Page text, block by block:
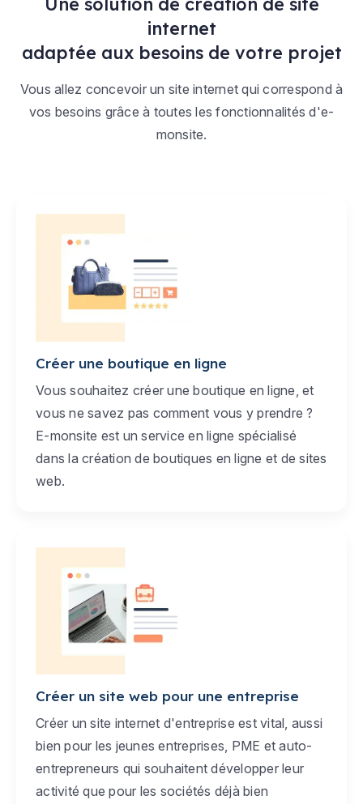
internet
adaptée aux besoins de votre projet
Vous allez concevoir un site internet qui correspond à
vos besoins grâce à toutes les fonctionnalités d'e-
monsite.
Créer une boutique en ligne
Vous souhaitez créer une boutique en ligne, et
vous ne savez pas comment vous y prendre ?
E-monsite est un service en ligne spécialisé
dans la création de boutiques en ligne et de sites
web.
Créer un site web pour une entreprise
Créer un site internet d'entreprise est vital, aussi
bien pour les jeunes entreprises, PME et auto-
entrepreneurs qui souhaitent développer leur
activité que pour les sociétés déjà bien